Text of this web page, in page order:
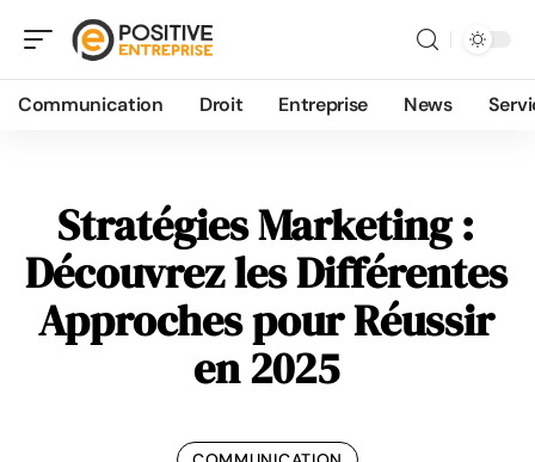
Communication Droit Entreprise News
Stratégies Marketing :
Découvrez les Différentes
Approches pour Réussir
en 2025